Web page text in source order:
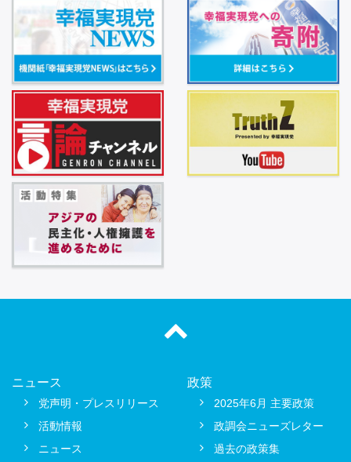
ニュース
党声明・プレスリリース
活動情報
ニュース
政策
2025年6月 主要政策
政調会ニューズレター
過去の政策集